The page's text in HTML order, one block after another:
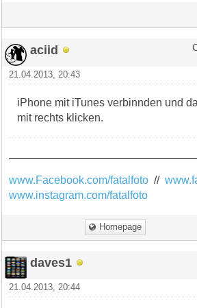
aciid
21.04.2013, 20:43
iPhone mit iTunes verbinnden und
mit rechts klicken.
www.Facebook.com/fatalfoto //
www.instagram.com/fatalfoto
Homepage
daves1
21.04.2013, 20:44